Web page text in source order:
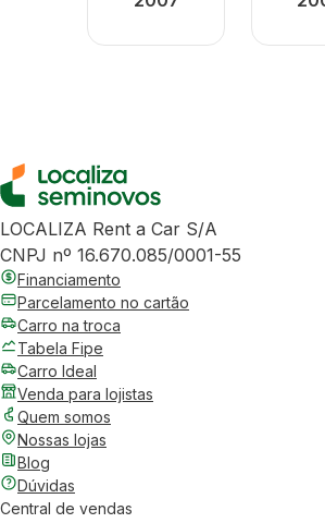
LOCALIZA Rent a Car S/A
CNPJ nº 16.670.085/0001-55
Financiamento
Parcelamento no cartão
Carro na troca
Tabela Fipe
Carro Ideal
Venda para lojistas
Quem somos
Nossas lojas
Blog
Dúvidas
Central de vendas